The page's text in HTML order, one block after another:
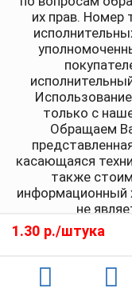
1.30 р./штука
их прав. Номер
только с
Обращаем
касающаяся
также
информационный
не